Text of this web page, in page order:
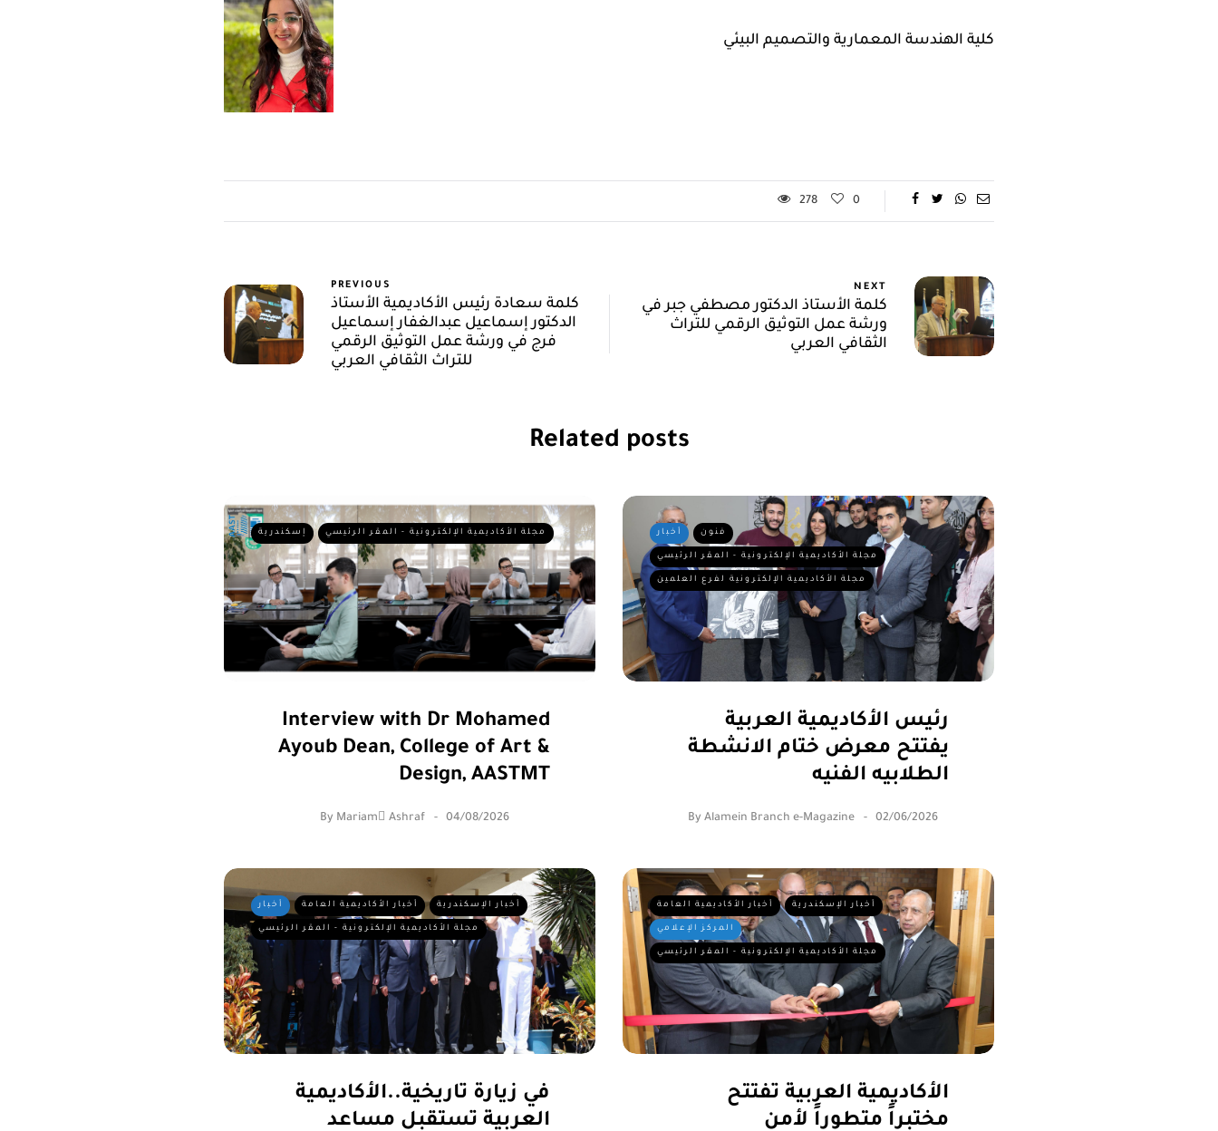
كلية الهندسة المعمارية والتصميم البيئي
278 0
PREVIOUS
كلمة سعادة رئيس الأكاديمية الأستاذ
الدكتور إسماعيل عبدالغفار إسماعيل
فرج في ورشة عمل التوثيق الرقمي
للتراث الثقافي العربي
NEXT
كلمة الأستاذ الدكتور مصطفي جبر في
ورشة عمل التوثيق الرقمي للتراث
الثقافي العربي
Related posts
إسكندرية مجلة الأكاديمية الإلكترونية - المقر الرئيسي
Interview with Dr Mohamed
Ayoub Dean, College of Art &
Design, AASTMT
By Mariam ِAshraf 04/08/2026
أخبار فنون
مجلة الأكاديمية الإلكترونية - المقر الرئيسي
مجلة الأكاديمية الإلكترونية لفرع العلمين
رئيس الأكاديمية العربية
يفتتح معرض ختام الانشطة
الطلابيه الفنيه
By Alamein Branch e-Magazine 02/06/2026
أخبار أخبار الأكاديمية العامة أخبار الإسكندرية
مجلة الأكاديمية الإلكترونية - المقر الرئيسي
في زيارة تاريخية..الأكاديمية
العربية تستقبل مساعد
أخبار الأكاديمية العامة أخبار الإسكندرية
المركز الإعلامي
مجلة الأكاديمية الإلكترونية - المقر الرئيسي
الأكاديمية العربية تفتتح
مختبراً متطوراً لأمن